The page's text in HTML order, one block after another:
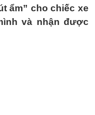
ẩm” cho chiếc xe
và nhận được